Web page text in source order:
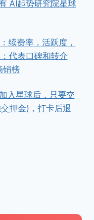
AI起势研究院星球
续费率，活跃度，
代表口碑和转介
销榜
入星球后，只要交
押金)，打卡后退